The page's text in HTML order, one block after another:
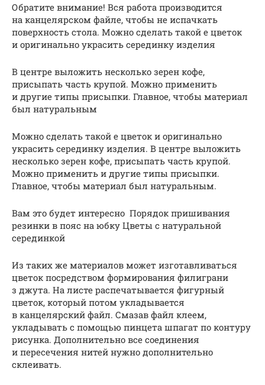
Обратите внимание! Вся работа производится
на канцелярском файле, чтобы не испачкать
поверхность стола. Можно сделать такой е цветок
и оригинально украсить серединку изделия
В центре выложить несколько зерен кофе,
присыпать часть крупой. Можно применить
и другие типы присыпки. Главное, чтобы материал
был натуральным
Можно сделать такой е цветок и оригинально
украсить серединку изделия. В центре выложить
несколько зерен кофе, присыпать часть крупой.
Можно применить и другие типы присыпки.
Главное, чтобы материал был натуральным.
Вам это будет интересно Порядок пришивания
резинки в пояс на юбку Цветы с натуральной
серединкой
Из таких же материалов может изготавливаться
цветок посредством формирования филиграни
з джута. На листе распечатывается фигурный
цветок, который потом укладывается
в канцелярский файл. Смазав файл клеем,
укладывать с помощью пинцета шпагат по контуру
рисунка. Дополнительно все соединения
и пересечения нитей нужно дополнительно
склеивать.